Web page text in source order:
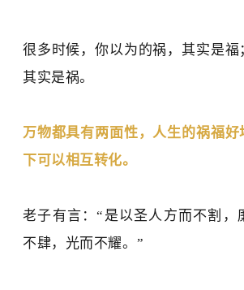
很多时候，你以为的祸，其实是福
其实是祸。
万物都具有两面性 ，人生的祸福
下可以相互转化。
老子有言 ：“ 是以圣人方而不割，
不肆，光而不耀。 ”